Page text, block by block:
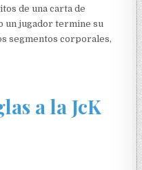
de una carta de
un jugador termine su
segmentos corporales,
a la JcK